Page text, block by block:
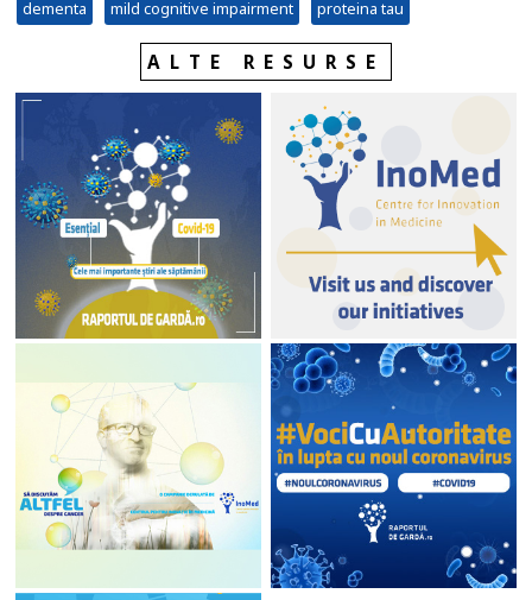
dementa mild cognitive impairment proteina tau
ALTE RESURSE